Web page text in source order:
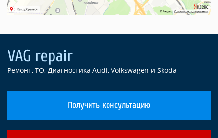
Ремонт, ТО, Диагностика Audi, Volkswagen и Skoda
Получить консультацию